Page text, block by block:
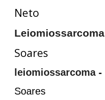
Neto
Leiomiossarcoma
Soares
leiomiossarcoma-
Soares